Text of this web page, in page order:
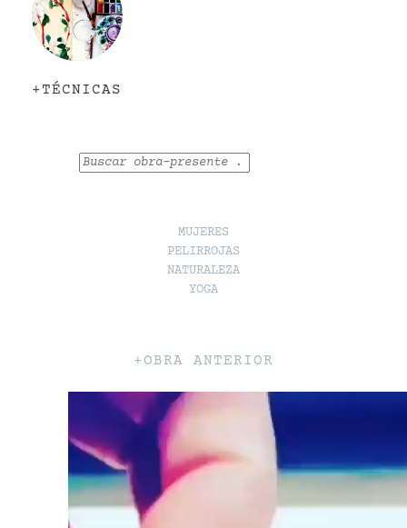
+TÉCNICAS
MUJERES
PELIRROJAS
NATURALEZA
YOGA
+OBRA ANTERIOR